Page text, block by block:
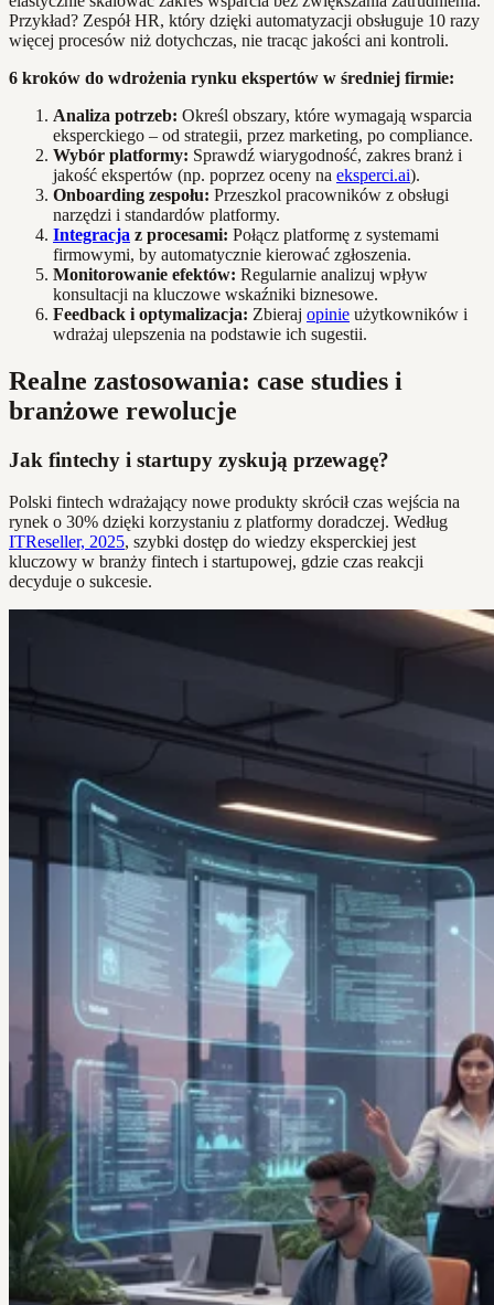
Przykład? Zespół HR, który dzięki automatyzacji obsługuje 10 razy
więcej procesów niż dotychczas, nie tracąc jakości ani kontroli.
6 kroków do wdrożenia rynku ekspertów w średniej firmie:
Analiza potrzeb: Określ obszary, które wymagają wsparcia
eksperckiego – od strategii, przez marketing, po compliance.
Wybór platformy: Sprawdź wiarygodność, zakres branż i
jakość ekspertów (np. poprzez oceny na eksperci.ai).
Onboarding zespołu: Przeszkol pracowników z obsługi
narzędzi i standardów platformy.
Integracja z procesami: Połącz platformę z systemami
firmowymi, by automatycznie kierować zgłoszenia.
Monitorowanie efektów: Regularnie analizuj wpływ
konsultacji na kluczowe wskaźniki biznesowe.
Feedback i optymalizacja: Zbieraj opinie użytkowników i
wdrażaj ulepszenia na podstawie ich sugestii.
Realne zastosowania: case studies i
branżowe rewolucje
Jak fintechy i startupy zyskują przewagę?
Polski fintech wdrażający nowe produkty skrócił czas wejścia na
rynek o 30% dzięki korzystaniu z platformy doradczej. Według
ITReseller, 2025, szybki dostęp do wiedzy eksperckiej jest
kluczowy w branży fintech i startupowej, gdzie czas reakcji
decyduje o sukcesie.